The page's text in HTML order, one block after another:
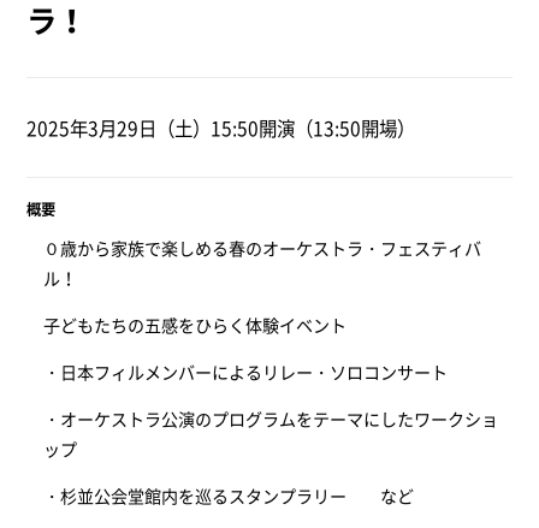
ラ！
2025年3月29日（土）15:50開演（13:50開場）
概要
０歳から家族で楽しめる春のオーケストラ・フェスティバ
ル！
子どもたちの五感をひらく体験イベント
・日本フィルメンバーによるリレー・ソロコンサート
・オーケストラ公演のプログラムをテーマにしたワークショ
ップ
・杉並公会堂館内を巡るスタンプラリー など